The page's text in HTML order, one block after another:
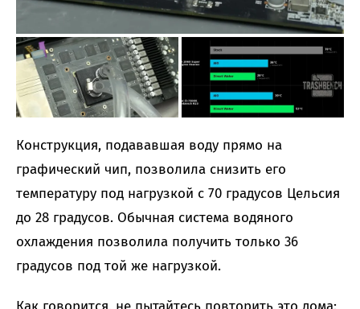
Конструкция, подававшая воду прямо на
графический чип, позволила снизить его
температуру под нагрузкой с 70 градусов Цельсия
до 28 градусов. Обычная система водяного
охлаждения позволила получить только 36
градусов под той же нагрузкой.